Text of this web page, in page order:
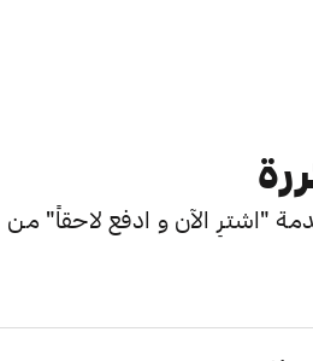
"اشترِ الآن و ادفع لاحقاً" من